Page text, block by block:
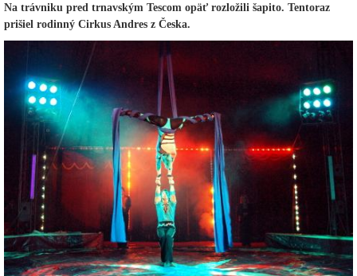
Na trávniku pred trnavským Tescom opäť rozložili šapito. Tentoraz
prišiel rodinný Cirkus Andres z Česka.